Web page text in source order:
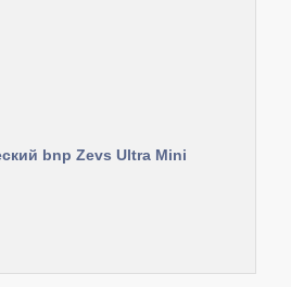
bnp Zevs Ultra Mini